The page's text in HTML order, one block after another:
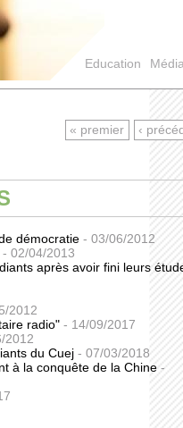
Education
« premier ‹
démocratie - 03/06/2012
- 02/04/2013
après avoir fini leurs
2012
radio" - 14/09/2017
2012
du Cuej - 07/03/2018
à la conquête de la Chine-